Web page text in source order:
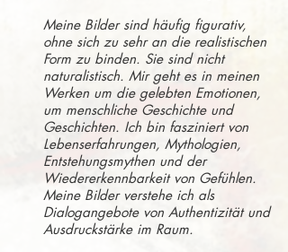
Meine Bilder sind häufig figurativ,
ohne sich zu sehr an die realistischen
Form zu binden. Sie sind nicht
naturalistisch. Mir geht es in meinen
Werken um die gelebten Emotionen,
um menschliche Geschichte und
Geschichten. Ich bin fasziniert von
Lebenserfahrungen, Mythologien,
Entstehungsmythen und der
Wiedererkennbarkeit von Gefühlen.
Meine Bilder verstehe ich als
Dialogangebote von Authentizität und
Ausdruckstärke im Raum.